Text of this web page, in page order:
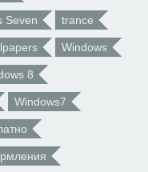
Seven trance
Windows
8
Windows7